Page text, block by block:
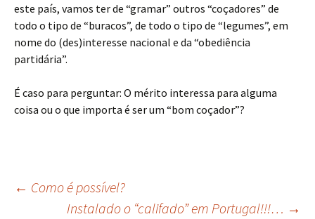
este país, vamos ter de “gramar” outros “coçadores” de
todo o tipo de “buracos”, de todo o tipo de “legumes”, em
nome do (des)interesse nacional e da “obediência
partidária”.
É caso para perguntar: O mérito interessa para alguma
coisa ou o que importa é ser um “bom coçador”?
Post
← Como é possível?
Instalado o “califado” em Portugal!!!… →